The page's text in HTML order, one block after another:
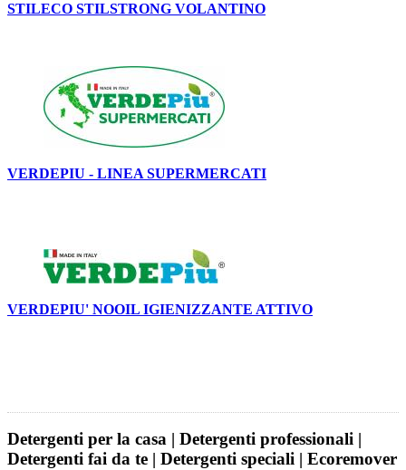
STILECO STILSTRONG VOLANTINO
VERDEPIU - LINEA SUPERMERCATI
VERDEPIU' NOOIL IGIENIZZANTE ATTIVO
Detergenti per la casa | Detergenti professionali |
Detergenti fai da te | Detergenti speciali | Ecoremover